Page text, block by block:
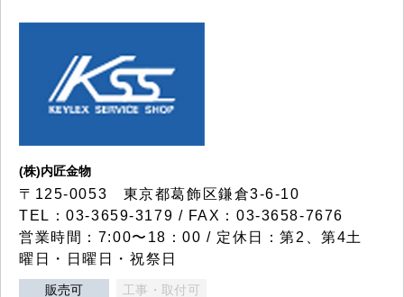
(株)内匠金物
〒125-0053 東京都葛飾区鎌倉3-6-10
TEL：03-3659-3179 / FAX：03-3658-7676
営業時間：7:00〜18：00 / 定休日：第2、第4土
曜日・日曜日・祝祭日
販売可 工事・取付可